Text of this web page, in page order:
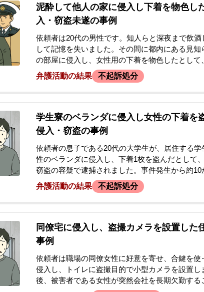
をつけずに解決したいとの思いから、当事者と両
律相談に訪れました。
泥酔して他人の家に侵入し下着を物色し
入・窃盗未遂の事例
依頼者は20代の男性です。知人らと深夜まで飲酒
して記憶を失いました。その間に都内にある見知
の部屋に侵入し、女性用の下着を物色したとして
押さえられ警察に通報されました。警察署で数時
受けましたが、逮捕されることなく在宅事件とし
られることになりました。その後、警察から複数
を受け、検察庁にも呼び出されました。取調べの
ら被害者との示談を勧められ、「弁護士を付けた
との助言を受けたことから、当事務所へ相談に来
依頼者は犯行時の記憶が一切なく、起訴されるこ
いました。
弁護活動の結果 不起訴処分
学生寮のベランダに侵入し女性の下着を
侵入・窃盗の事例
依頼者の息子である20代の大学生が、居住する学
性のベランダに侵入し、下着1枚を盗んだとして
窃盗の容疑で逮捕されました。事件発生から約10
設置されていた防犯カメラの映像がきっかけで被
定され、逮捕・勾留されるに至りました。家宅捜
た下着が発見され、警察は余罪の存在も疑ってい
の知らせを受けたご両親が当事務所へ相談。当初
が対応していましたが、被害者から面会を拒否さ
交渉が難航している状況でした。ご子息が大学3年
を控えていたため、前科がつくことを何としても
思いから、私選弁護人への切り替えを決意されま
弁護活動の結果 不起訴処分
同僚宅に侵入し、盗撮カメラを設置した
事例
依頼者は職場の同僚女性に好意を寄せ、合鍵を使
侵入し、トイレに盗撮目的で小型カメラを設置し
後、被害者である女性が突然会社を長期欠勤する